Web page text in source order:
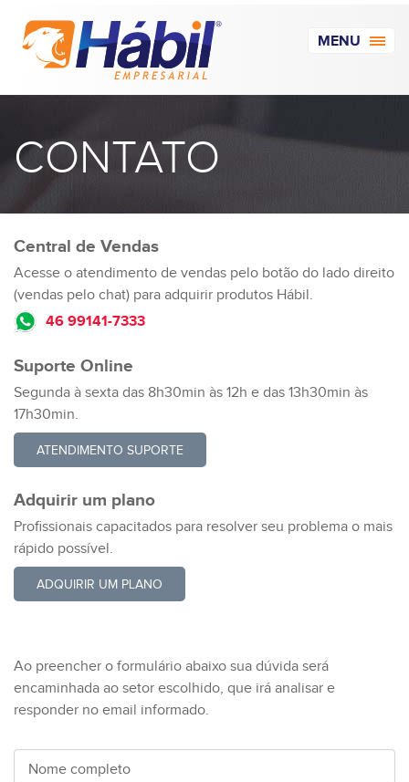
MENU
CONTATO
Central de Vendas
Acesse o atendimento de vendas pelo botão do lado direito
(vendas pelo chat) para adquirir produtos Hábil.
46 99141-7333
Suporte Online
Segunda à sexta das 8h30min às 12h e das 13h30min às
17h30min.
ATENDIMENTO SUPORTE
Adquirir um plano
Profissionais capacitados para resolver seu problema o mais
rápido possível.
ADQUIRIR UM PLANO
Ao preencher o formulário abaixo sua dúvida será
encaminhada ao setor escolhido, que irá analisar e
responder no email informado.